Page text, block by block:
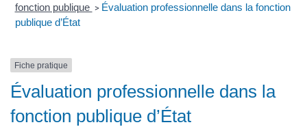
fonction publique > Évaluation professionnelle dans la fonction
publique d’État
Fiche pratique
Évaluation professionnelle dans la
fonction publique d’État